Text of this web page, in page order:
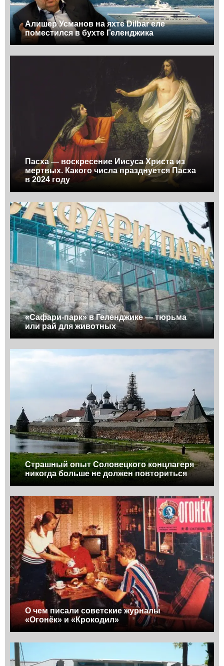
Алишер Усманов на яхте Dilbar еле
поместился в бухте Геленджика
Пасха — воскресение Иисуса Христа из
мертвых. Какого числа празднуется Пасха
в 2024 году
«Сафари-парк» в Геленджике — тюрьма
или рай для животных
Страшный опыт Соловецкого концлагеря
никогда больше не должен повториться
О чем писали советские журналы
«Огонёк» и «Крокодил»